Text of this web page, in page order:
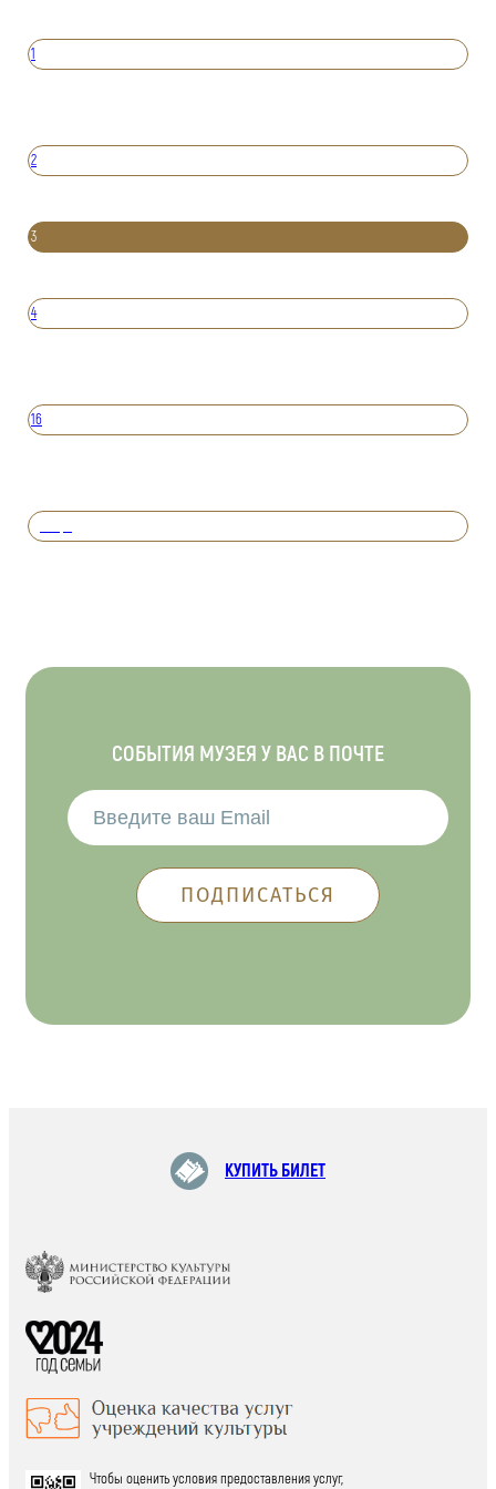
1
2
3
4
16
СОБЫТИЯ МУЗЕЯ У ВАС В ПОЧТЕ
КУПИТЬ БИЛЕТ
Чтобы оценить условия предоставления услуг,